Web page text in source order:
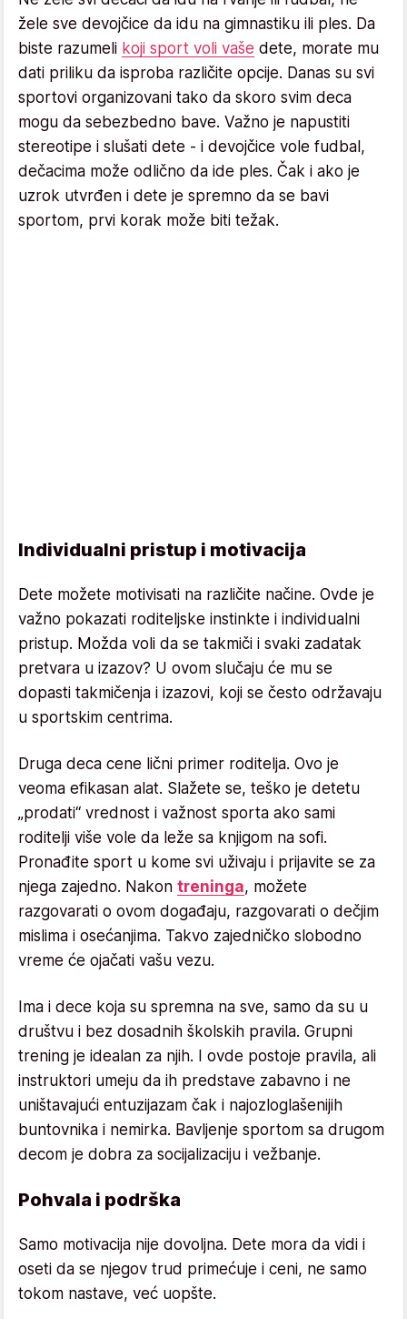
žele sve devojčice da idu na gimnastiku ili ples. Da
biste razumeli koji sport voli vaše dete, morate mu
dati priliku da isproba različite opcije. Danas su svi
sportovi organizovani tako da skoro svim deca
mogu da sebezbedno bave. Važno je napustiti
stereotipe i slušati dete - i devojčice vole fudbal,
dečacima može odlično da ide ples. Čak i ako je
uzrok utvrđen i dete je spremno da se bavi
sportom, prvi korak može biti težak.
Individualni pristup i motivacija
Dete možete motivisati na različite načine. Ovde je
važno pokazati roditeljske instinkte i individualni
pristup. Možda voli da se takmiči i svaki zadatak
pretvara u izazov? U ovom slučaju će mu se
dopasti takmičenja i izazovi, koji se često održavaju
u sportskim centrima.
Druga deca cene lični primer roditelja. Ovo je
veoma efikasan alat. Slažete se, teško je detetu
„prodati“ vrednost i važnost sporta ako sami
roditelji više vole da leže sa knjigom na sofi.
Pronađite sport u kome svi uživaju i prijavite se za
njega zajedno. Nakon treninga, možete
razgovarati o ovom događaju, razgovarati o dečjim
mislima i osećanjima. Takvo zajedničko slobodno
vreme će ojačati vašu vezu.
Ima i dece koja su spremna na sve, samo da su u
društvu i bez dosadnih školskih pravila. Grupni
trening je idealan za njih. I ovde postoje pravila, ali
instruktori umeju da ih predstave zabavno i ne
uništavajući entuzijazam čak i najozloglašenijih
buntovnika i nemirka. Bavljenje sportom sa drugom
decom je dobra za socijalizaciju i vežbanje.
Pohvala i podrška
Samo motivacija nije dovoljna. Dete mora da vidi i
oseti da se njegov trud primećuje i ceni, ne samo
tokom nastave, već uopšte.